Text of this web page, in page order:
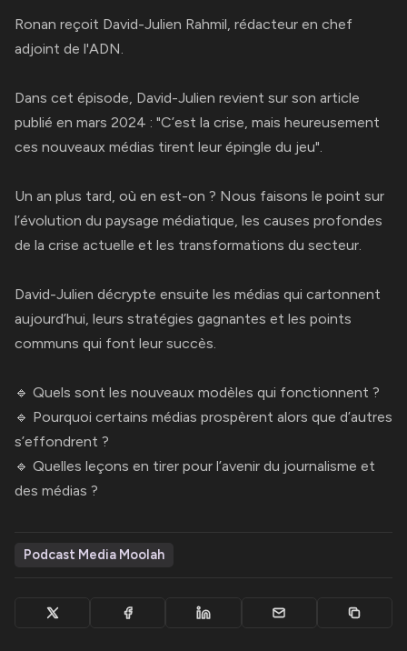
Ronan reçoit David-Julien Rahmil, rédacteur en chef
adjoint de l'ADN.
Dans cet épisode, David-Julien revient sur son article
publié en mars 2024 : "C’est la crise, mais heureusement
ces nouveaux médias tirent leur épingle du jeu".
Un an plus tard, où en est-on ? Nous faisons le point sur
l’évolution du paysage médiatique, les causes profondes
de la crise actuelle et les transformations du secteur.
David-Julien décrypte ensuite les médias qui cartonnent
aujourd’hui, leurs stratégies gagnantes et les points
communs qui font leur succès.
🔹 Quels sont les nouveaux modèles qui fonctionnent ?
🔹 Pourquoi certains médias prospèrent alors que d’autres
s’effondrent ?
🔹 Quelles leçons en tirer pour l’avenir du journalisme et
des médias ?
Podcast Media Moolah